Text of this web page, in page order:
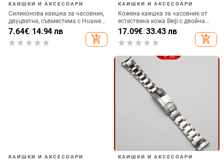
КАИШКИ И АКСЕСОАРИ
Силиконова каишка за часовник,
двуцветна, съвместима с Huawei
и Xiaomi (Материал: силикон;
Съвместимост: Huawei, Xiaomi)
7.64€/14.94 лв
add_shopping_cart
КАИШКИ И АКСЕСОАРИ
Кожена каишка за часовник от
естествена кожа Beiji с двойна
катарама-пеперуда, модел на
бамбук, пролет 2024
17.09€/33.43 лв
add_shopping_cart
КАИШКИ И АКСЕСОАРИ КАИШКИ И АКСЕСОАРИ